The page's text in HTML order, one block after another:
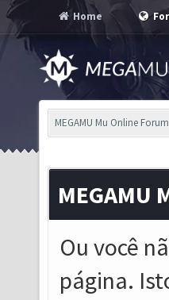
Home
MEGAMU Mu Online Forum
MEGAMU
Ou você
página.